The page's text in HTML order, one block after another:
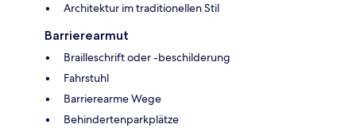
Architektur im traditionellen Stil
Barrierearmut
Brailleschrift oder -beschilderung
Fahrstuhl
Barrierearme Wege
Behindertenparkplätze